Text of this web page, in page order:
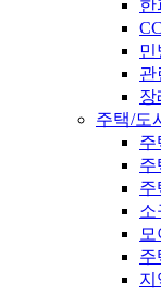
한
민
관
장
주택/도
주
주
주
소
주
지